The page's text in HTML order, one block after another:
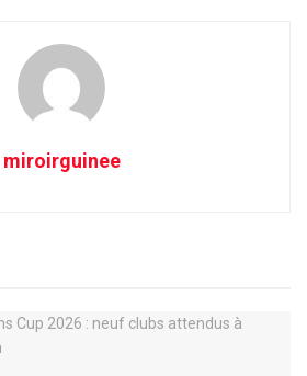
miroirguinee